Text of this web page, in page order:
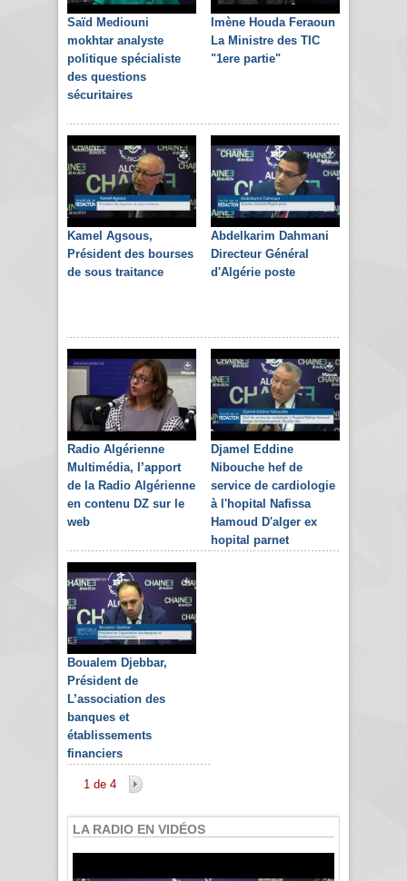
Saïd Mediouni
mokhtar analyste
politique spécialiste
des questions
sécuritaires
Imène Houda Feraoun
La Ministre des TIC
"1ere partie"
Kamel Agsous,
Président des bourses
de sous traitance
Abdelkarim Dahmani
Directeur Général
d'Algérie poste
Radio Algérienne
Multimédia, l’apport
de la Radio Algérienne
en contenu DZ sur le
web
Djamel Eddine
Nibouche hef de
service de cardiologie
à l'hopital Nafissa
Hamoud D'alger ex
hopital parnet
Boualem Djebbar,
Président de
L’association des
banques et
établissements
financiers
1 de 4
LA RADIO EN VIDÉOS